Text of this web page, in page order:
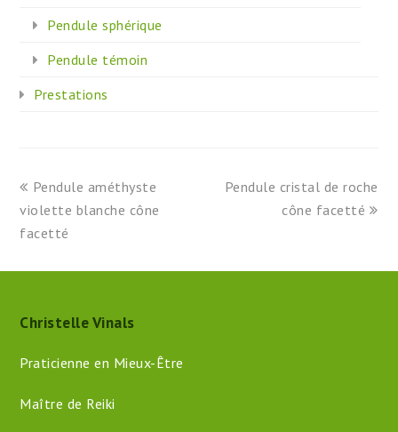
Pendule sphérique
Pendule témoin
Prestations
previous
post:
Pendule améthyste
violette blanche cône
facetté
next
Pendule cristal de roche
cône facetté
Christelle Vinals
Praticienne en Mieux-Être
Maître de Reiki